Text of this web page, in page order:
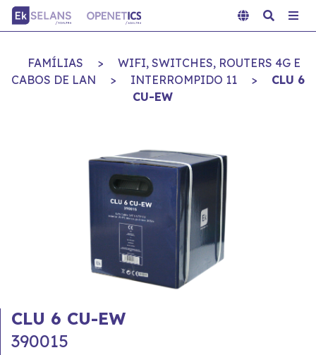
FAMÍLIAS >
WIFI, SWITCHES, ROUTERS 4G E
CABOS DE LAN
> INTERROMPIDO 11 >
CLU 6
CU-EW
CLU 6 CU-EW
390015